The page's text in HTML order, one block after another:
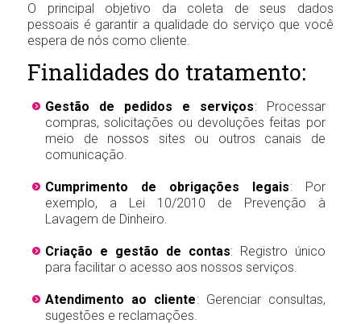
O principal objetivo da coleta de seus dados
pessoais é garantir a qualidade do serviço que você
espera de nós como cliente.
Finalidades do tratamento:
Gestão de pedidos e serviços: Processar
compras, solicitações ou devoluções feitas por
meio de nossos sites ou outros canais de
comunicação.
Cumprimento de obrigações legais: Por
exemplo, a Lei 10/2010 de Prevenção à
Lavagem de Dinheiro.
Criação e gestão de contas: Registro único
para facilitar o acesso aos nossos serviços.
Atendimento ao cliente: Gerenciar consultas,
sugestões e reclamações.